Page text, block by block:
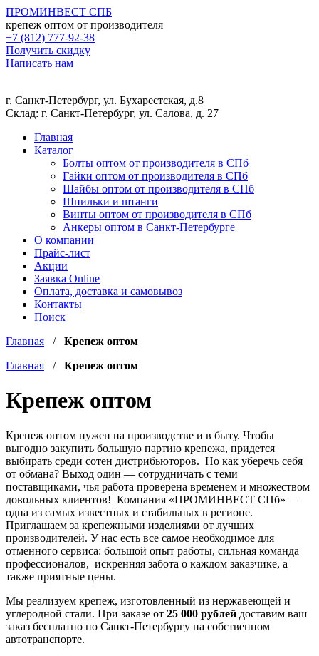
ПРОМИНВЕСТ СПБ
крепеж оптом от производителя
+7 (812) 777-92-38
Получить скидку
Написать нам
г. Санкт-Петербург, ул. Бухарестская, д.8
Склад: г. Санкт-Петербург, ул. Салова, д. 27
Главная
Каталог
Болты оптом от производителя в СПб
Гайки оптом от производителя в СПб
Шайбы оптом от производителя в СПб
Шпильки и штанги
Винты оптом от производителя в СПб
Анкеры оптом в Санкт-Петербурге
О компании
Прайс-лист
Акции
Заявка Online
Оплата, доставка и самовывоз
Контакты
Поиск
Главная / Крепеж оптом
Главная / Крепеж оптом
Крепеж оптом
Крепеж оптом нужен на производстве и в быту. Чтобы
выгодно закупить большую партию крепежа, придется
выбирать среди сотен дистрибьюторов. Но как уберечь себя
от обмана? Выход один — сотрудничать с теми
поставщиками, чья работа проверена временем и множеством
довольных клиентов! Компания «ПРОМИНВЕСТ СПб» —
одна из самых известных и стабильных в регионе.
Приглашаем за крепежными изделиями от лучших
производителей. У нас есть все самое необходимое для
отменного сервиса: большой опыт работы, сильная команда
профессионалов, искренняя забота о каждом заказчике, а
также приятные цены.
Мы реализуем крепеж, изготовленный из нержавеющей и
углеродной стали. При заказе от 25 000 рублей доставим ваш
заказ бесплатно по Санкт-Петербургу на собственном
автотранспорте.